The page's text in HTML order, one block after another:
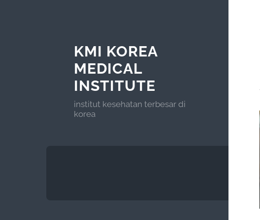
KMI KOREA
MEDICAL
INSTITUTE
institut kesehatan terbesar di
korea